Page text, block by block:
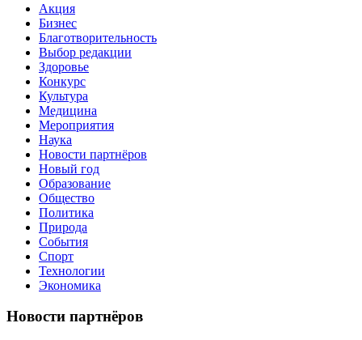
Акция
Бизнес
Благотворительность
Выбор редакции
Здоровье
Конкурс
Культура
Медицина
Мероприятия
Наука
Новости партнёров
Новый год
Образование
Общество
Политика
Природа
События
Спорт
Технологии
Экономика
Новости партнёров